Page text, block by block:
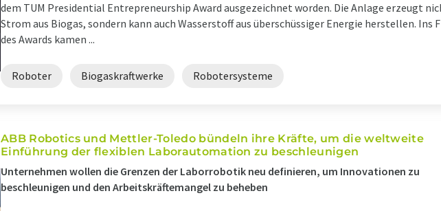
dem TUM Presidential Entrepreneurship Award ausgezeichnet worden. Die Anlage erzeugt
Strom aus Biogas, sondern kann auch Wasserstoff aus überschüssiger Energie herstellen. Ins
des Awards kamen ...
Roboter Biogaskraftwerke Robotersysteme
ABB Robotics und Mettler-Toledo bündeln ihre Kräfte, um die weltweite
Einführung der flexiblen Laborautomation zu beschleunigen
Unternehmen wollen die Grenzen der Laborrobotik neu definieren, um Innovationen zu
beschleunigen und den Arbeitskräftemangel zu beheben